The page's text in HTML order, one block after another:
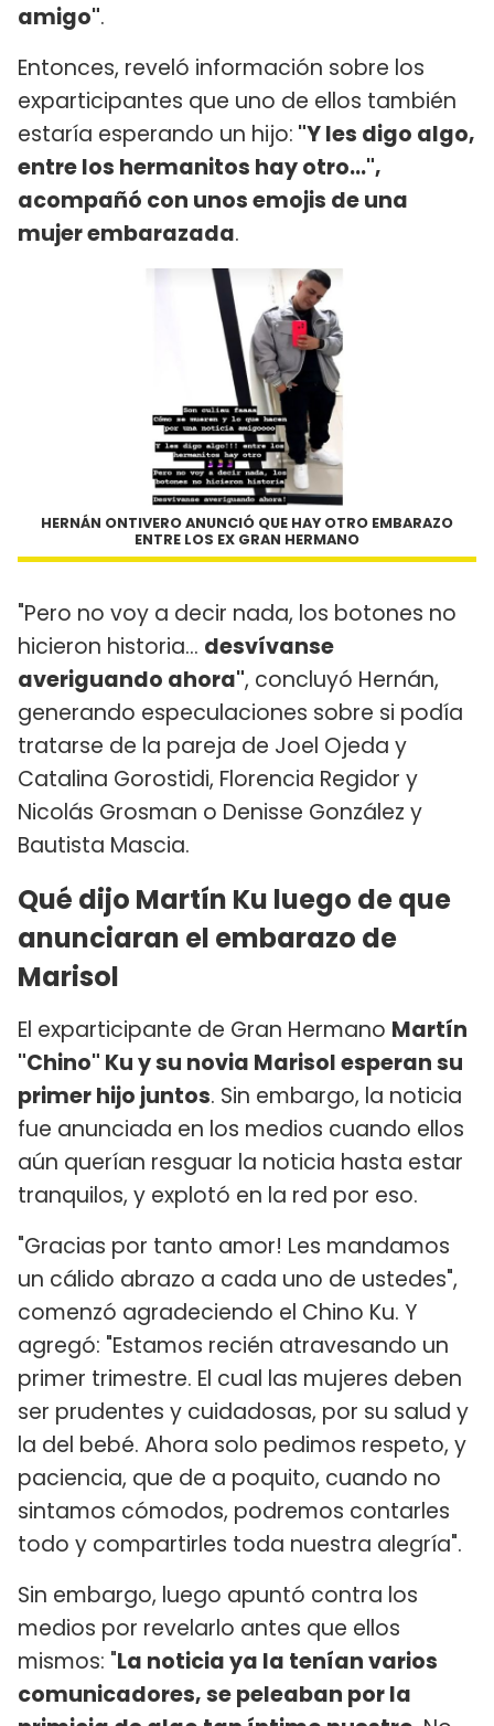
amigo".
Entonces, reveló información sobre los
exparticipantes que uno de ellos también
estaría esperando un hijo: "Y les digo algo,
entre los hermanitos hay otro...",
acompañó con unos emojis de una
mujer embarazada.
HERNÁN ONTIVERO ANUNCIÓ QUE HAY OTRO EMBARAZO
ENTRE LOS EX GRAN HERMANO
"Pero no voy a decir nada, los botones no
hicieron historia... desvívanse
averiguando ahora", concluyó Hernán,
generando especulaciones sobre si podía
tratarse de la pareja de Joel Ojeda y
Catalina Gorostidi, Florencia Regidor y
Nicolás Grosman o Denisse González y
Bautista Mascia.
Qué dijo Martín Ku luego de que
anunciaran el embarazo de
Marisol
El exparticipante de Gran Hermano Martín
"Chino" Ku y su novia Marisol esperan su
primer hijo juntos. Sin embargo, la noticia
fue anunciada en los medios cuando ellos
aún querían resguar la noticia hasta estar
tranquilos, y explotó en la red por eso.
"Gracias por tanto amor! Les mandamos
un cálido abrazo a cada uno de ustedes",
comenzó agradeciendo el Chino Ku. Y
agregó: "Estamos recién atravesando un
primer trimestre. El cual las mujeres deben
ser prudentes y cuidadosas, por su salud y
la del bebé. Ahora solo pedimos respeto, y
paciencia, que de a poquito, cuando no
sintamos cómodos, podremos contarles
todo y compartirles toda nuestra alegría".
Sin embargo, luego apuntó contra los
medios por revelarlo antes que ellos
mismos: "La noticia ya la tenían varios
comunicadores, se peleaban por la